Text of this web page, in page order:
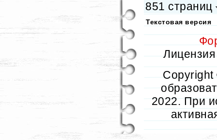
851 страниц
Текстовая версия
2022. При